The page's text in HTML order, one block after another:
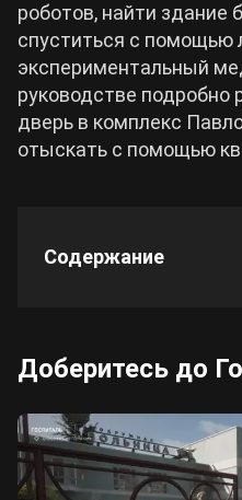
Wuthering Waves
Roblox
Cyberpunk 2077
роботов, найти здание
спуститься с помощью
экспериментальный
руководстве подробно
дверь в комплекс
отыскать с помощью
Содержание
Доберитесь до